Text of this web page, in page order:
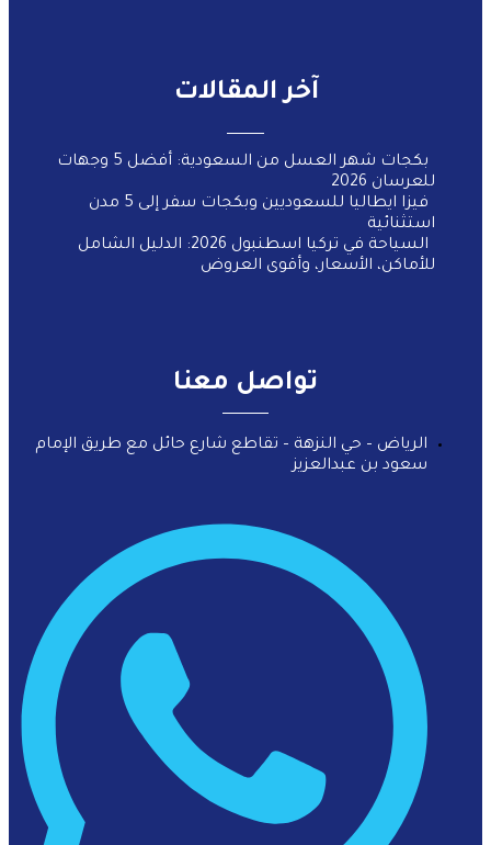
آخر المقالات
بكجات شهر العسل من السعودية: أفضل 5 وجهات
للعرسان 2026
فيزا ايطاليا للسعوديين وبكجات سفر إلى 5 مدن
استثنائية
السياحة في تركيا اسطنبول 2026: الدليل الشامل
للأماكن، الأسعار، وأقوى العروض
تواصل معنا
الرياض – حي النزهة – تقاطع شارع حائل مع طريق الإمام
سعود بن عبدالعزيز